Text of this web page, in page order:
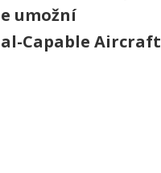
umožní
Capable Aircraft